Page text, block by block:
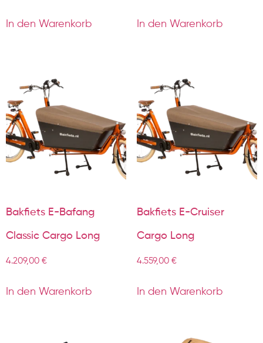
In den Warenkorb In den Warenkorb
Bakfiets E-Bafang
Classic Cargo Long
4.209,00 €
In den Warenkorb
Bakfiets E-Cruiser
Cargo Long
4.559,00 €
In den Warenkorb